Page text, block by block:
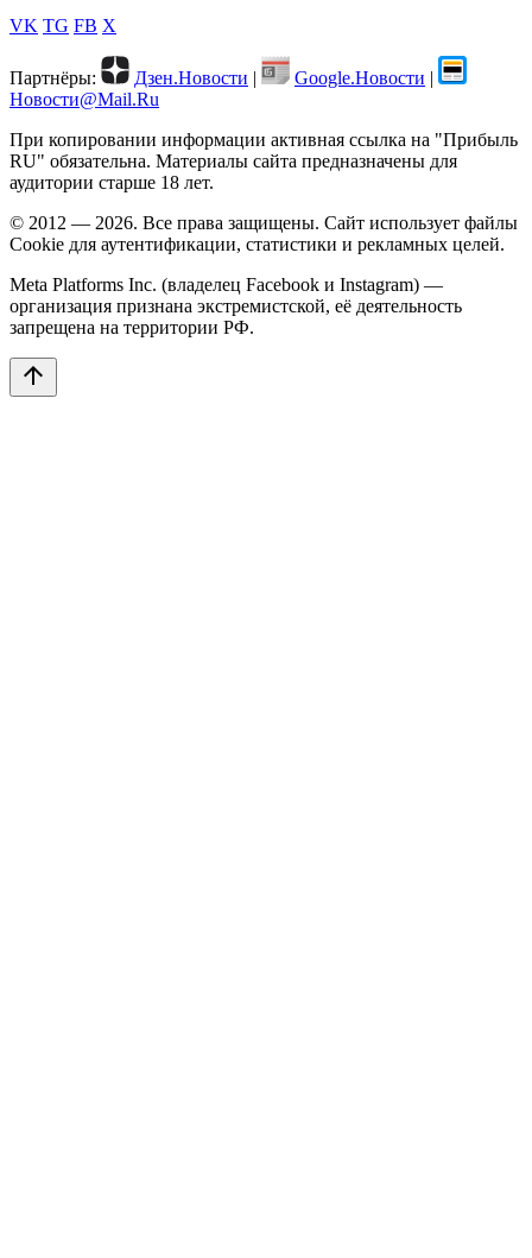
VK TG FB X
Партнёры: Дзен.Новости | Google.Новости |
Новости@Mail.Ru
При копировании информации активная ссылка на "Прибыль
RU" обязательна. Материалы сайта предназначены для
аудитории старше 18 лет.
© 2012 — 2026. Все права защищены. Сайт использует файлы
Cookie для аутентификации, статистики и рекламных целей.
Meta Platforms Inc. (владелец Facebook и Instagram) —
организация признана экстремистской, её деятельность
запрещена на территории РФ.
arrow_upward